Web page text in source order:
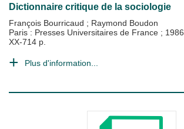
Dictionnaire critique de la sociologie
François Bourricaud ; Raymond Boudon
Paris : Presses Universitaires de France ; 1986
XX-714 p.
Plus d'information...